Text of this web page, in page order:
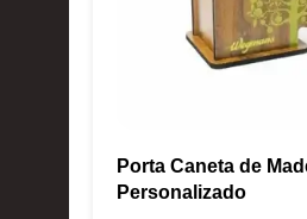
Porta Caneta de
Personalizado